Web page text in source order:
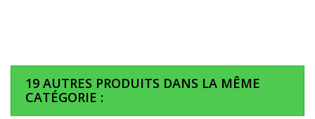
19 AUTRES PRODUITS DANS LA MÊME
CATÉGORIE :